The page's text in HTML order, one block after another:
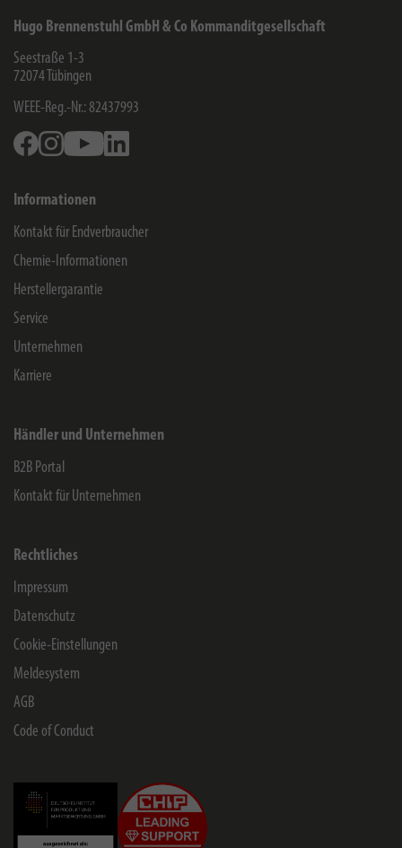
Hugo Brennenstuhl GmbH & Co Kommanditgesellschaft
Seestraße 1-3
72074 Tübingen
WEEE-Reg.-Nr.: 82437993
FacebookInstagramYoutube
Informationen
Kontakt für Endverbraucher
Chemie-Informationen
Herstellergarantie
Service
Unternehmen
Karriere
Händler und Unternehmen
B2B Portal
Kontakt für Unternehmen
Rechtliches
Impressum
Datenschutz
Cookie-Einstellungen
Meldesystem
AGB
Code of Conduct